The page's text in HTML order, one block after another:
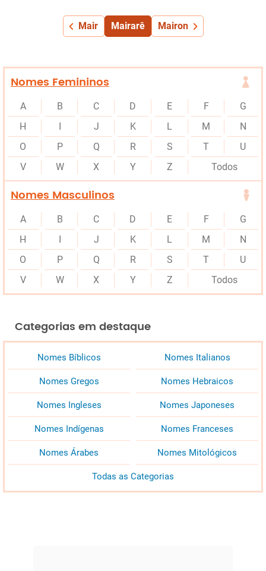
Mair Mairarê Mairon
Nomes Femininos
A B C D E F
G
H
J K L M
N
O
P Q R S T
U
V
W X Y Z Todos
Nomes Masculinos
A B C D E F
G
H
J K L M
N
O
P Q R S T
U
V
W X Y Z Todos
Categorias em destaque
Nomes Bíblicos Nomes Italianos
Nomes Gregos Nomes Hebraicos
Nomes Ingleses Nomes Japoneses
Nomes Indígenas Nomes Franceses
Nomes Árabes Nomes Mitológicos
Todas as Categorias